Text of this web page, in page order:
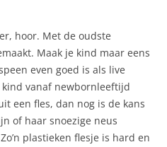
hoor. Met de oudste
Maak je kind maar eens
even goed is als live
vanaf newbornleeftijd
een fles, dan nog is de kans
of haar snoezige neus
plastieken flesje is hard en